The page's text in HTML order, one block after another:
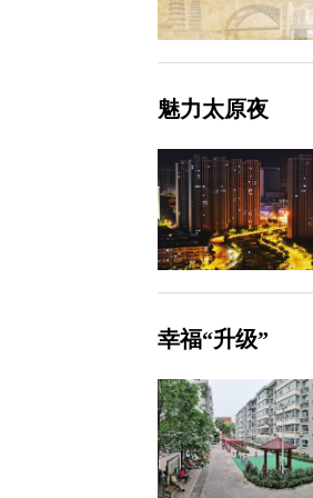
魅力太原夜
幸福“升级”